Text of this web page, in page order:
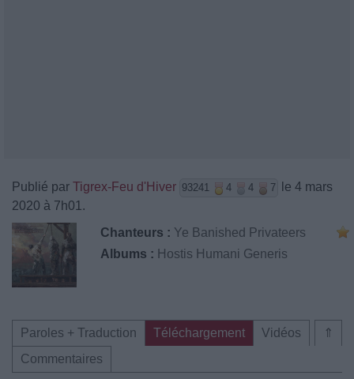
Publié par Tigrex-Feu d'Hiver 93241 4 4 7
le 4 mars
2020 à 7h01.
Chanteurs : Ye Banished Privateers
Albums : Hostis Humani Generis
⇑
Paroles + Traduction Téléchargement
Vidéos
Commentaires